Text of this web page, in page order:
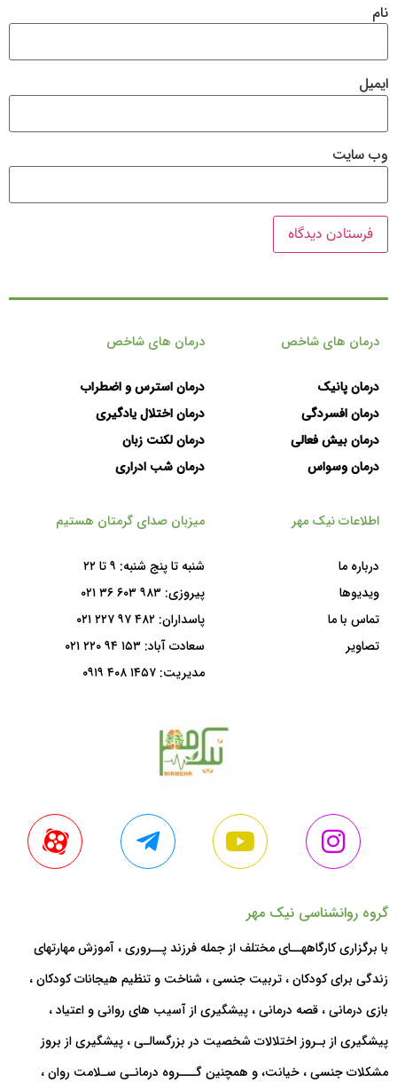
نام
ایمیل
وب‌ سایت
درمان های شاخص
درمان پانیک
درمان افسردگی
درمان بیش فعالی
درمان وسواس
درمان های شاخص
درمان استرس و اضطراب
درمان اختلال یادگیری
درمان لکنت زبان
درمان شب ادراری
اطلاعات نیک مهر
درباره ما
ویدیوها
تماس با ما
تصاویر
میزبان صدای گرمتان هستیم
شنبه تا پنج شنبه: ۹ تا ۲۲
پیروزی:۹۸۳ ۶۰۳ ۳۶ ۰۲۱
پاسداران:۴۸۲ ۹۷ ۲۲۷ ۰۲۱
سعادت آباد:۱۵۳ ۹۴ ۲۲۰ ۰۲۱
مدیریت:۱۴۵۷ ۴۰۸ ۰۹۱۹
گروه روانشناسی نیک مهر
با برگزاری کارگاههــای مختلف از جمله فرزند پــروری ، آموزش مهارتهای
زندگی برای کودکان ، تربیت جنسی ، شناخت و تنظیم هیجانات کودکان ،
بازی درمانی ، قصه درمانی ، پیشگیری از آسیب های روانی و اعتیاد ،
پیشگیری از بـروز اختلالات شخصیت در بزرگسالـی ، پیشگیری از بروز
مشکلات جنسی ، خیانت، و همچنین گـــروه درمانـی سـلامت روان ،